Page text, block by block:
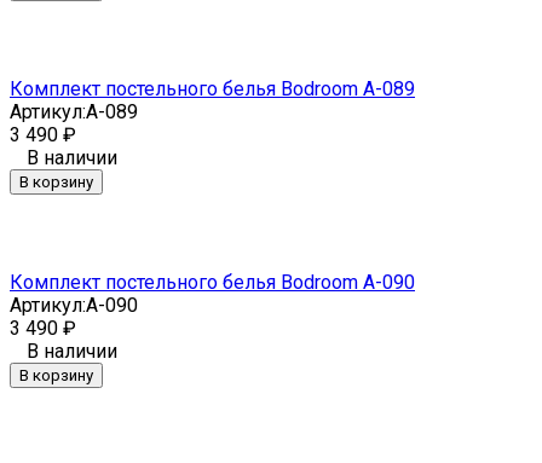
Комплект постельного белья Bodroom A-089
Артикул:A-089
3 490 ₽
В наличии
В корзину
Комплект постельного белья Bodroom A-090
Артикул:A-090
3 490 ₽
В наличии
В корзину